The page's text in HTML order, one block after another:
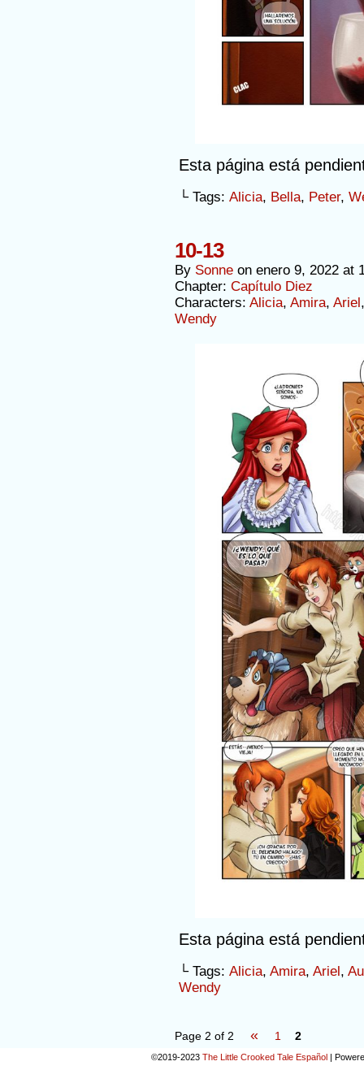
Esta página está
└ Tags: Alicia, Bella, Peter,
10-13
By Sonne on enero 9, 2022 at
Chapter: Capítulo Diez
Characters: Alicia, Amira, Ariel
Wendy
Esta página está
└ Tags: Alicia, Amira, Ariel,
Wendy
Page 2 of 2 « 1 2
©2019-2023 The Little Crooked Tale Español |